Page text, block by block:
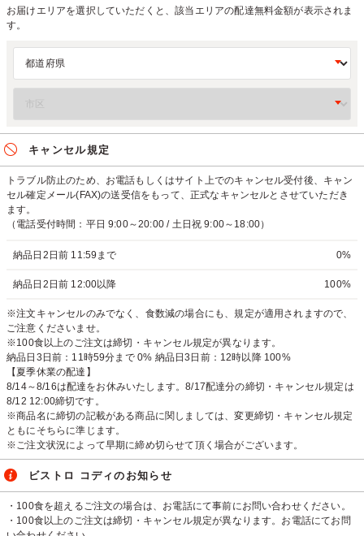
お届けエリアを選択していただくと、該当エリアの配達無料金額が表示されま
す。
キャンセル規定
トラブル防止のため、お電話もしくはサイト上でのキャンセル受付後、キャン
セル確定メール(FAX)の送受信をもって、正式なキャンセルとさせていただき
ます。
（電話受付時間：平日 9:00～20:00 / 土日祝 9:00～18:00）
納品日2日前 11:59まで 0%
納品日2日前 12:00以降 100%
※注文キャンセルのみでなく、食数減の場合にも、規定が適用されますので、
ご注意くださいませ。
※100食以上のご注文は締切・キャンセル規定が異なります。
納品日3日前：11時59分まで 0% 納品日3日前：12時以降 100%
【夏季休業の配達】
8/14～8/16は配達をお休みいたします。8/17配達分の締切・キャンセル規定は
8/12 12:00締切です。
※商品名に締切の記載がある商品に関しましては、変更締切・キャンセル規定
ともにそちらに準じます。
※ご注文状況によって早期に締め切らせて頂く場合がございます。
ビストロ コディのお知らせ
・100食を超えるご注文の場合は、お電話にて事前にお問い合わせください。
・100食以上のご注文は締切・キャンセル規定が異なります。お電話にてお問